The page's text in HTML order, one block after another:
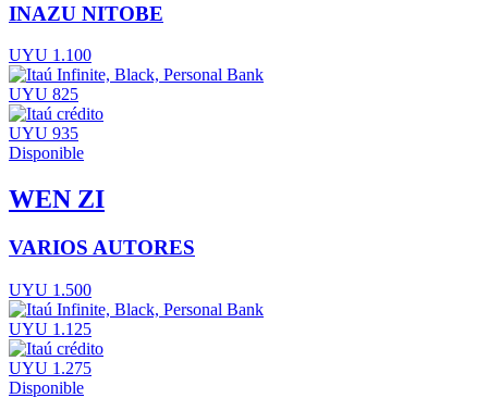
INAZU NITOBE
UYU 1.100
UYU 825
UYU 935
Disponible
WEN ZI
VARIOS AUTORES
UYU 1.500
UYU 1.125
UYU 1.275
Disponible